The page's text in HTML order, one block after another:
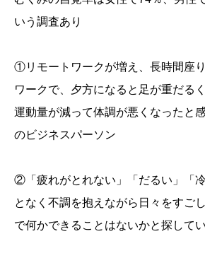
いう調査あり
①リモートワークが増え、長時間座
ワークで、夕方になると足が重だる
運動量が減って体調が悪くなったと
のビジネスパーソン
②「疲れがとれない」「だるい」「
となく不調を抱えながら日々をすご
で何かできることはないかと探して